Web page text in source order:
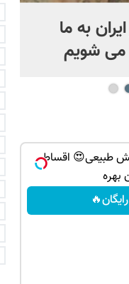
به ما
می شویم
طبیعی😍 اقساطی
بهره